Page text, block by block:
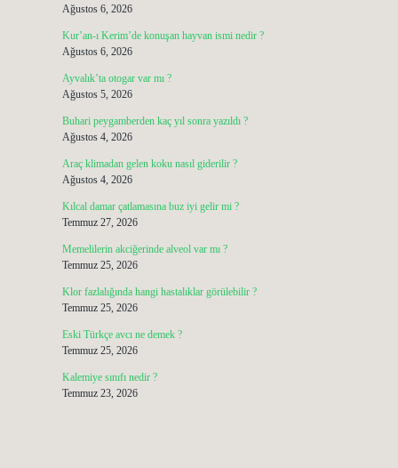
Ağustos 6, 2026
Kur’an-ı Kerim’de konuşan hayvan ismi nedir ?
Ağustos 6, 2026
Ayvalık’ta otogar var mı ?
Ağustos 5, 2026
Buhari peygamberden kaç yıl sonra yazıldı ?
Ağustos 4, 2026
Araç klimadan gelen koku nasıl giderilir ?
Ağustos 4, 2026
Kılcal damar çatlamasına buz iyi gelir mi ?
Temmuz 27, 2026
Memelilerin akciğerinde alveol var mı ?
Temmuz 25, 2026
Klor fazlalığında hangi hastalıklar görülebilir ?
Temmuz 25, 2026
Eski Türkçe avcı ne demek ?
Temmuz 25, 2026
Kalemiye sınıfı nedir ?
Temmuz 23, 2026